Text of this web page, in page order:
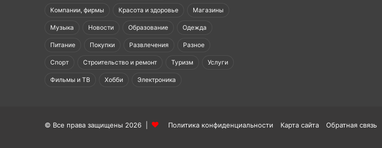
Компании, фирмы Красота и здоровье Магазины
Музыка Новости Образование Одежда
Питание Покупки Развлечения Разное
Спорт Строительство и ремонт Туризм Услуги
Фильмы и ТВ Хобби Электроника
© Все права защищены 2026 | Политика конфиденциальности Карта сайта Обратная связь